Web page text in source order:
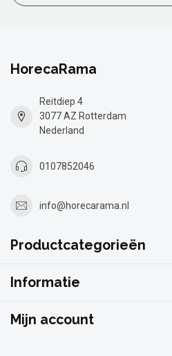
HorecaRama
Reitdiep 4
3077 AZ Rotterdam
Nederland
0107852046
info@horecarama.nl
Productcategorieën
Informatie
Mijn account